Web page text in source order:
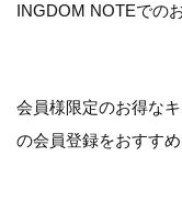
INGDOM NOTEでの
会員様限定のお得な
の会員登録をおすす